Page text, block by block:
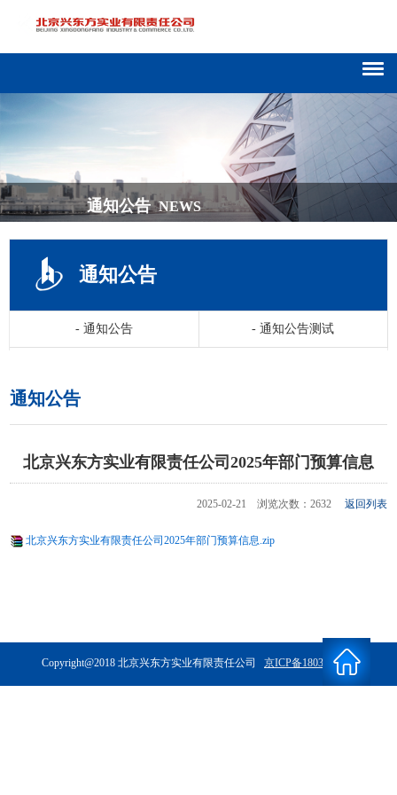
通知公告 NEWS
通知公告
-通知公告 - 通知公告测试
通知公告
北京兴东方实业有限责任公司2025年部门预算信息
2025-02-21 浏览次数：2632 返回列表
北京兴东方实业有限责任公司2025年部门预算信息.zip
Copyright@2018 北京兴东方实业有限责任公司 京ICP备18034042号